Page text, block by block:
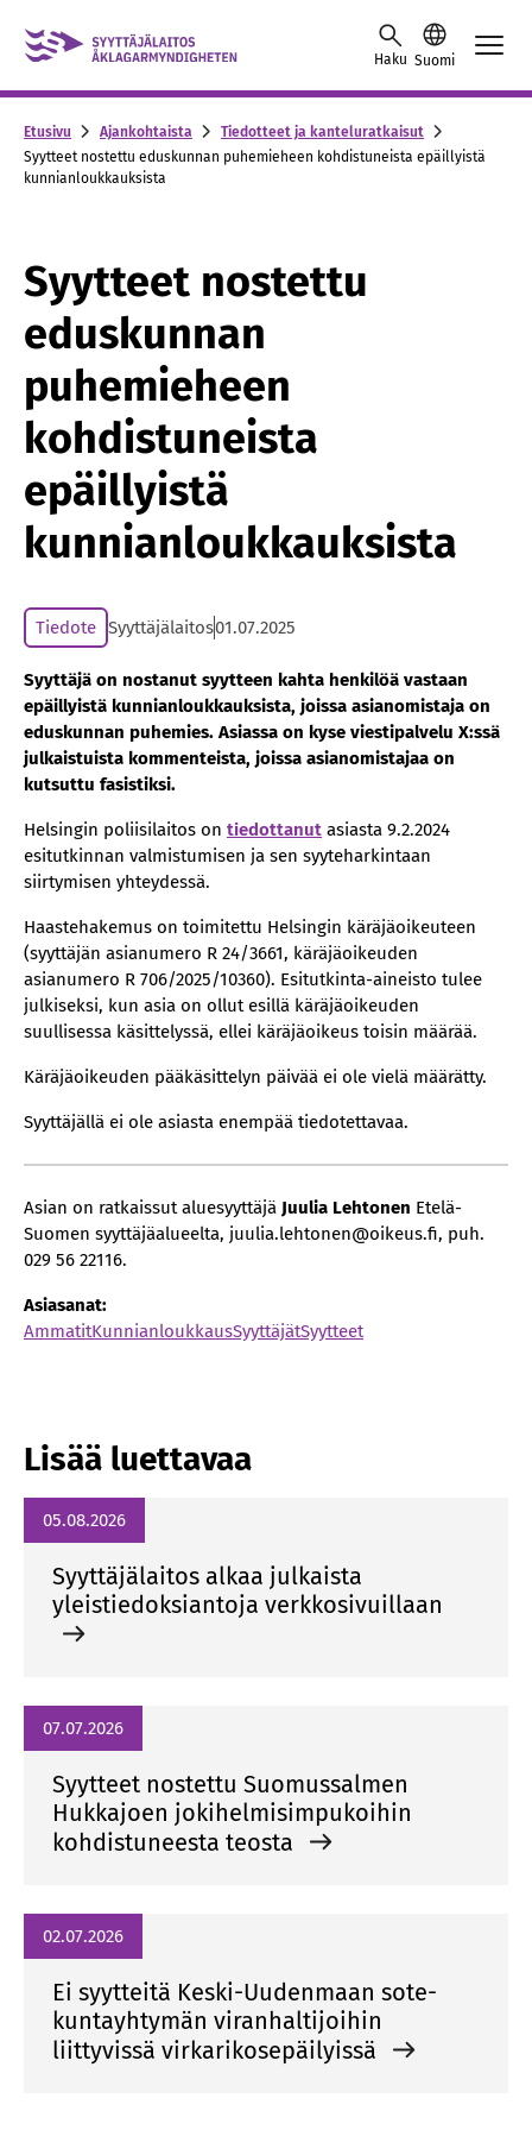
Skip to content -saavutettavuusohje
Haku Suomi
Etusivu Ajankohtaista
Tiedotteet ja kanteluratkaisut
Syytteet nostettu eduskunnan puhemieheen kohdistuneista epäillyistä
kunnianloukkauksista
Syytteet nostettu
eduskunnan
puhemieheen
kohdistuneista
epäillyistä
kunnianloukkauksista
Tiedote Syyttäjälaitos01.07.2025
Syyttäjä on nostanut syytteen kahta henkilöä vastaan
epäillyistä kunnianloukkauksista, joissa asianomistaja on
eduskunnan puhemies. Asiassa on kyse viestipalvelu X:ssä
julkaistuista kommenteista, joissa asianomistajaa on
kutsuttu fasistiksi.
Helsingin poliisilaitos on tiedottanut asiasta 9.2.2024
esitutkinnan valmistumisen ja sen syyteharkintaan
siirtymisen yhteydessä.
Haastehakemus on toimitettu Helsingin käräjäoikeuteen
(syyttäjän asianumero R 24/3661, käräjäoikeuden
asianumero R 706/2025/10360). Esitutkinta-aineisto tulee
julkiseksi, kun asia on ollut esillä käräjäoikeuden
suullisessa käsittelyssä, ellei käräjäoikeus toisin määrää.
Käräjäoikeuden pääkäsittelyn päivää ei ole vielä määrätty.
Syyttäjällä ei ole asiasta enempää tiedotettavaa.
Asian on ratkaissut aluesyyttäjä Juulia Lehtonen Etelä-
Suomen syyttäjäalueelta, juulia.lehtonen@oikeus.fi, puh.
029 56 22116.
Asiasanat:
AmmatitKunnianloukkausSyyttäjätSyytteet
Lisää luettavaa
05.08.2026
Syyttäjälaitos alkaa julkaista
yleistiedoksiantoja verkkosivuillaan
07.07.2026
Syytteet nostettu Suomussalmen
Hukkajoen jokihelmisimpukoihin
kohdistuneesta teosta
02.07.2026
Ei syytteitä Keski-Uudenmaan sote-
kuntayhtymän viranhaltijoihin
liittyvissä virkarikosepäilyissä